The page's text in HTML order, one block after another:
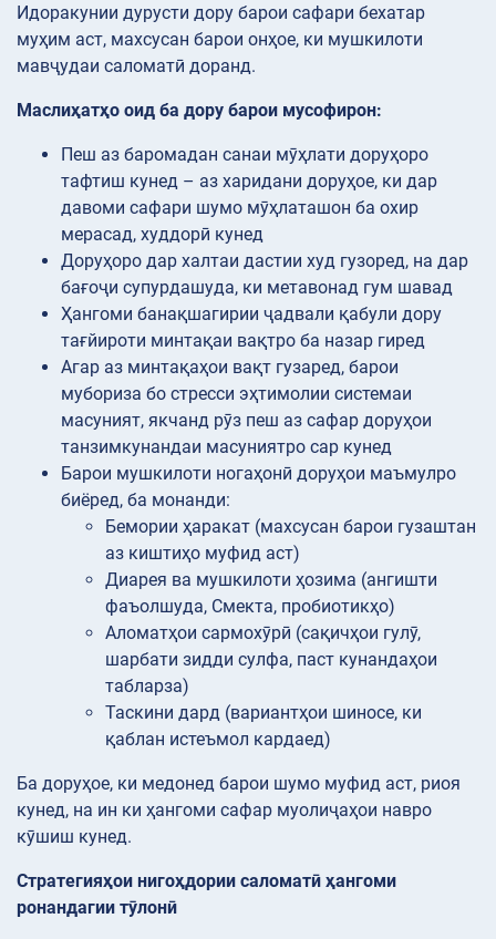
Идоракунии дурусти дору барои сафари бехатар
муҳим аст, махсусан барои онҳое, ки мушкилоти
мавҷудаи саломатӣ доранд.
Маслиҳатҳо оид ба дору барои мусофирон:
Пеш аз баромадан санаи мӯҳлати доруҳоро
тафтиш кунед – аз харидани доруҳое, ки дар
давоми сафари шумо мӯҳлаташон ба охир
мерасад, худдорӣ кунед
Доруҳоро дар халтаи дастии худ гузоред, на дар
бағоҷи супурдашуда, ки метавонад гум шавад
Ҳангоми банақшагирии ҷадвали қабули дору
тағйироти минтақаи вақтро ба назар гиред
Агар аз минтақаҳои вақт гузаред, барои
мубориза бо стресси эҳтимолии системаи
масуният, якчанд рӯз пеш аз сафар доруҳои
танзимкунандаи масуниятро сар кунед
Барои мушкилоти ногаҳонӣ доруҳои маъмулро
биёред, ба монанди:
Бемории ҳаракат (махсусан барои гузаштан
аз киштиҳо муфид аст)
Диарея ва мушкилоти ҳозима (ангишти
фаъолшуда, Смекта, пробиотикҳо)
Аломатҳои сармохӯрӣ (сақичҳои гулӯ,
шарбати зидди сулфа, паст кунандаҳои
табларза)
Таскини дард (вариантҳои шиносе, ки
қаблан истеъмол кардаед)
Ба доруҳое, ки медонед барои шумо муфид аст, риоя
кунед, на ин ки ҳангоми сафар муолиҷаҳои навро
кӯшиш кунед.
Стратегияҳои нигоҳдории саломатӣ ҳангоми
ронандагии тӯлонӣ